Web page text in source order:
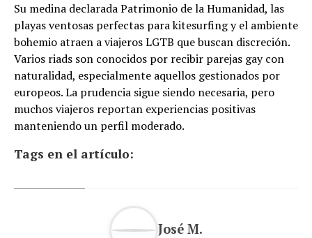
Su medina declarada Patrimonio de la Humanidad, las
playas ventosas perfectas para kitesurfing y el ambiente
bohemio atraen a viajeros LGTB que buscan discreción.
Varios riads son conocidos por recibir parejas gay con
naturalidad, especialmente aquellos gestionados por
europeos. La prudencia sigue siendo necesaria, pero
muchos viajeros reportan experiencias positivas
manteniendo un perfil moderado.
Tags en el artículo:
José M.